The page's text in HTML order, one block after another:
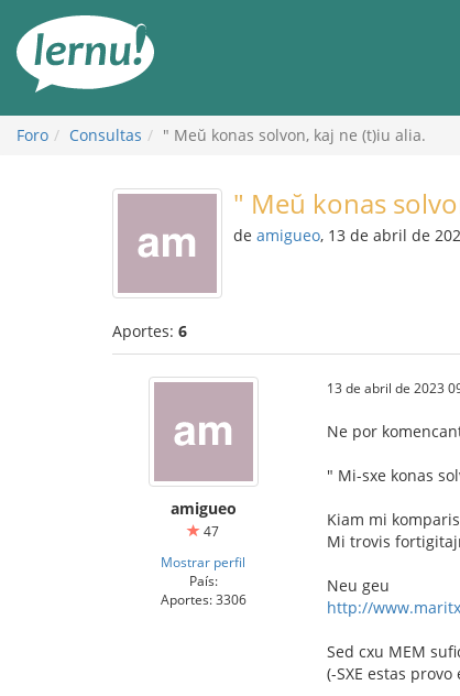
Foro Consultas " Meŭ konas solvon, kaj ne (t)iu alia.
" Meŭ konas
de amigueo, 13 de abril de
Aportes: 6
amigueo
47
Mostrar perfil
País:
Aportes: 3306
13 de abril de 2023
Ne por
" Mi-sxe konas
Kiam mi
Mi trovis
Neu geu
http://
Sed cxu MEM
(-SXE estas provo